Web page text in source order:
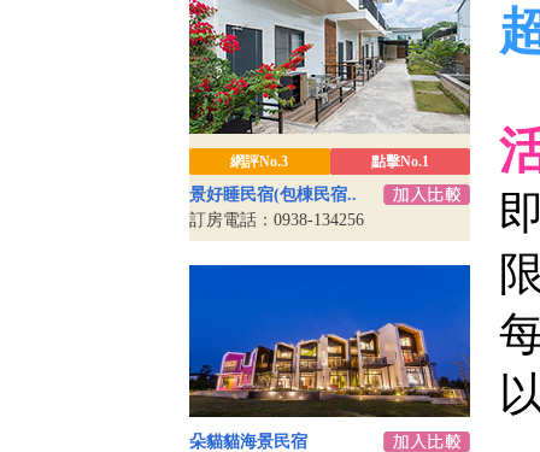
網評No.3 點擊No.1
景好睡民宿(包棟民宿..
訂房電話：0938-134256
朵貓貓海景民宿